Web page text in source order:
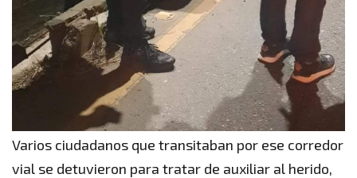
Varios ciudadanos que transitaban por ese corredor
vial se detuvieron para tratar de auxiliar al herido,